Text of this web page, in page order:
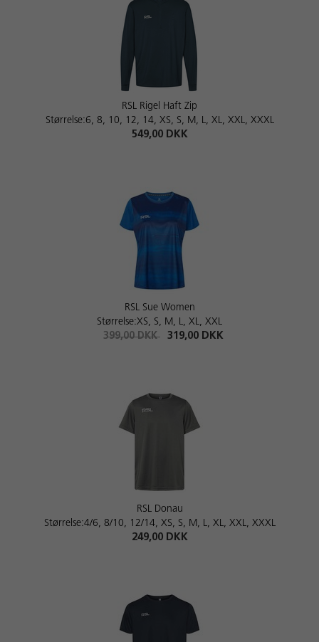
RSL Rigel Haft Zip
Størrelse:6, 8, 10, 12, 14, XS, S, M, L, XL, XXL, XXXL
549,00 DKK
RSL Sue Women
Størrelse:XS, S, M, L, XL, XXL
399,00 DKK
319,00 DKK
RSL Donau
Størrelse:4/6, 8/10, 12/14, XS, S, M, L, XL, XXL, XXXL
249,00 DKK